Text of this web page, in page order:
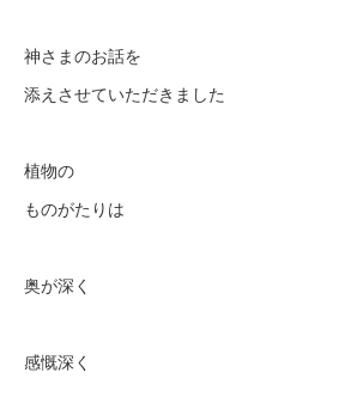
神さまのお話を
添えさせていただきました
植物の
ものがたりは
奥が深く
感慨深く